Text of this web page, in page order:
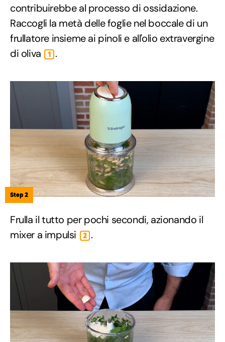
contribuirebbe al processo di ossidazione.
Raccogli la metà delle foglie nel boccale di un
frullatore insieme ai pinoli e all'olio extravergine
di oliva
1 .
Step 2
Frulla il tutto per pochi secondi, azionando il
mixer a impulsi
2 .